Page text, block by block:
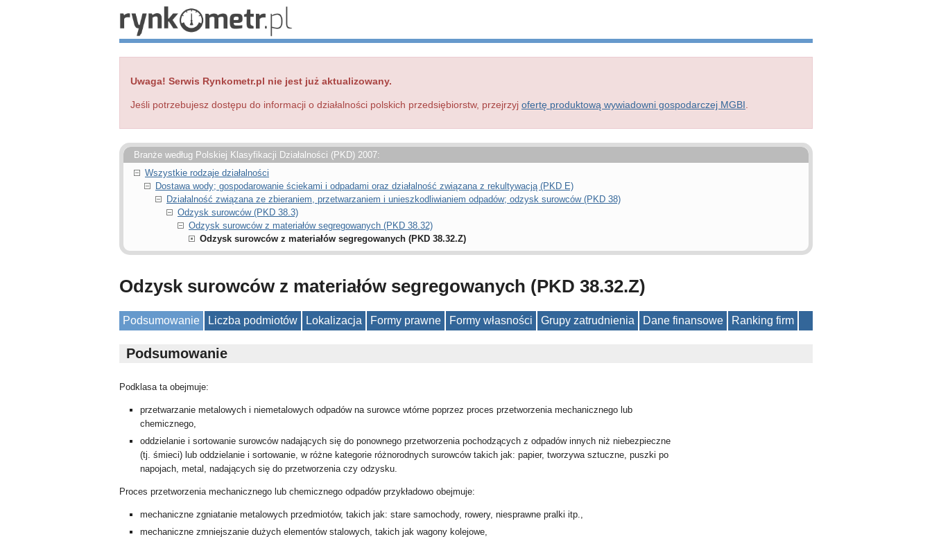
Uwaga! Serwis Rynkometr.pl nie jest już aktualizowany.
Jeśli potrzebujesz dostępu do informacji o działalności polskich przedsiębiorstw, przejrzyj ofertę produktową wywiadowni gospodarczej MGBI
Branże według Polskiej Klasyfikacji Działalności (PKD) 2007:
Wszystkie rodzaje działalności
Dostawa wody; gospodarowanie ściekami i odpadami oraz działalność związana z rekultywacją (PKD E)
Działalność związana ze zbieraniem, przetwarzaniem i unieszkodliwianiem odpadów; odzysk surowców (PKD 38)
Odzysk surowców (PKD 38.3)
Odzysk surowców z materiałów segregowanych (PKD 38.32)
Odzysk surowców z materiałów segregowanych (PKD 38.32.Z)
Odzysk surowców z materiałów segregowanych (PKD 38.32.Z)
Podsumowanie Liczba podmiotów Lokalizacja Formy prawne Formy własności Grupy zatrudnienia Dane finansowe Ranking firm
Podsumowanie
Podklasa ta obejmuje:
przetwarzanie metalowych i niemetalowych odpadów na surowce wtórne poprzez proces przetworzenia mechanicznego lub
chemicznego,
oddzielanie i sortowanie surowców nadających się do ponownego przetworzenia pochodzących z odpadów innych niż niebezpieczne
(tj. śmieci) lub oddzielanie i sortowanie, w różne kategorie różnorodnych surowców takich jak: papier, tworzywa sztuczne, puszki po
napojach, metal, nadających się do przetworzenia czy odzysku.
Proces przetworzenia mechanicznego lub chemicznego odpadów przykładowo obejmuje:
mechaniczne zgniatanie metalowych przedmiotów, takich jak: stare samochody, rowery, niesprawne pralki itp.,
mechaniczne zmniejszanie dużych elementów stalowych, takich jak wagony kolejowe,